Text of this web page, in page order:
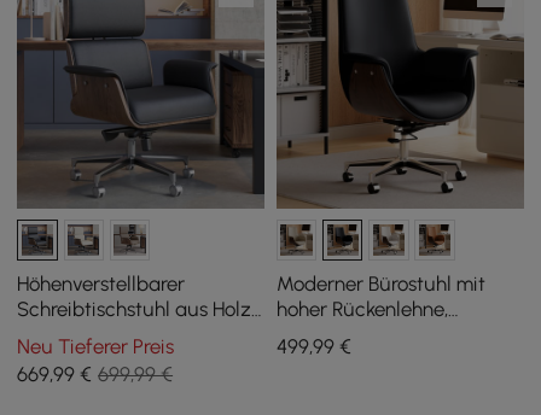
Höhenverstellbarer
Schreibtischstuhl aus Holz
für Zuhause und Büro in
Schwarz
Neu Tieferer Preis
669,99 € 699,99 €
Moderner Bürostuhl mit
hoher Rückenlehne,
bezogen mit schwarzem
PU-Leder
499,99€